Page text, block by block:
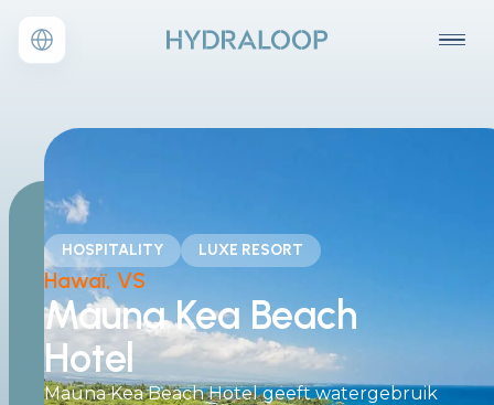
HOSPITALITY LUXE RESORT
Hawaï, VS
Mauna Kea Beach
Hotel
Mauna Kea Beach Hotel geeft watergebruik